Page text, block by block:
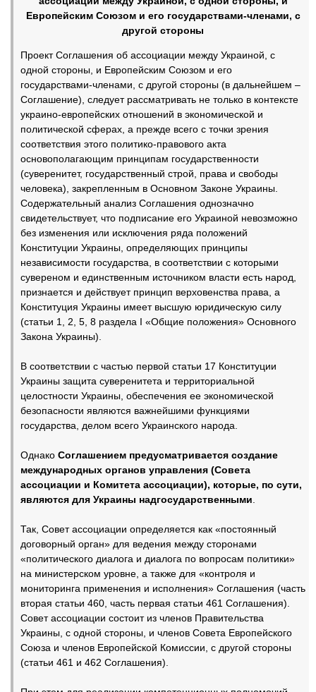
Европейским Союзом и его государствами-членами, с
другой стороны
Проект Соглашения об ассоциации между Украиной, с
одной стороны, и Европейским Союзом и его
государствами-членами, с другой стороны (в дальнейшем –
Соглашение), следует рассматривать не только в контексте
украино-европейских отношений в экономической и
политической сферах, а прежде всего с точки зрения
соответствия этого политико-правового акта
основополагающим принципам государственности
(суверенитет, государственный строй, права и свободы
человека), закрепленным в Основном Законе Украины.
Содержательный анализ Соглашения однозначно
свидетельствует, что подписание его Украиной невозможно
без изменения или исключения ряда положений
Конституции Украины, определяющих принципы
независимости государства, в соответствии с которыми
сувереном и единственным источником власти есть народ,
признается и действует принцип верховенства права, а
Конституция Украины имеет высшую юридическую силу
(статьи 1, 2, 5, 8 раздела I «Общие положения» Основного
Закона Украины).
В соответствии с частью первой статьи 17 Конституции
Украины защита суверенитета и территориальной
целостности Украины, обеспечения ее экономической
безопасности являются важнейшими функциями
государства, делом всего Украинского народа.
Однако Соглашением предусматривается создание
международных органов управления (Совета
ассоциации и Комитета ассоциации), которые, по сути,
являются для Украины надгосударственными
Так, Совет ассоциации определяется как «постоянный
договорный орган» для ведения между сторонами
«политического диалога и диалога по вопросам политики»
на министерском уровне, а также для «контроля и
мониторинга применения и исполнения» Соглашения (часть
вторая статьи 460, часть первая статьи 461 Соглашения).
Совет ассоциации состоит из членов Правительства
Украины, с одной стороны, и членов Совета Европейского
Союза и членов Европейской Комиссии, с другой стороны
(статьи 461 и 462 Соглашения).